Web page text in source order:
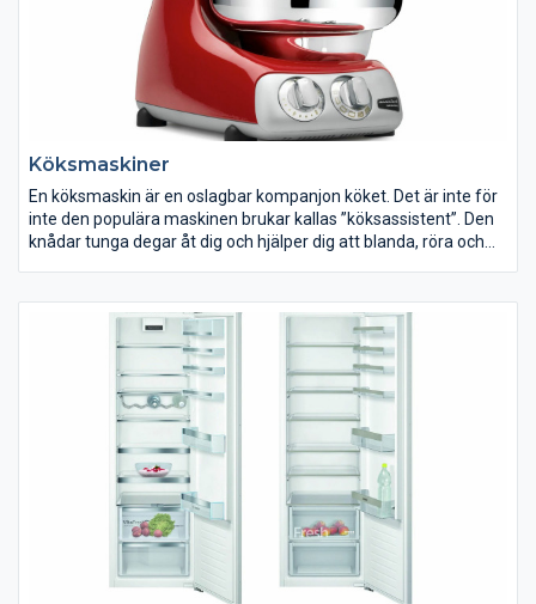
Köksmaskiner
En köksmaskin är en oslagbar kompanjon köket. Det är inte för
inte den populära maskinen brukar kallas ”köksassistent”. Den
knådar tunga degar åt dig och hjälper dig att blanda, röra och
Vem är du i köket? Brukar du storbaka, mixa nötter, mala kött
eller kanske till och med stoppa korv? Baspaketen till
köksmaskiner innehåller oftast blandare, degkrok och visp.
Därtill brukar det även finnas en mängd tillbehör att köpa till. Ta
en extra funderare vad du vill kunna använda din maskin till. Här
hittar du vårt utbud av köksmaskiner. Med en köksmaskin blir
jobbet i köket både enklare och roligare. Hitta din köksmaskin